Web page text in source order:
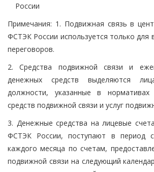
России
Примечания: 1. Подвижная связь в
ФСТЭК России используется только для
переговоров.
2. Средства подвижной связи и
денежных средств выделяются
должности, указанные в нормативах
средств подвижной связи и услуг
3. Денежные средства на лицевые
ФСТЭК России, поступают в период
каждого месяца по счетам,
подвижной связи на следующий